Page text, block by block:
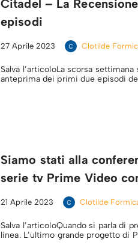
Citadel – La
episodi
27 Aprile 2023 Clotilde
Salva l’articoloLa scorsa
anteprima dei primi due episodi
Siamo stati alla
serie tv Prime Video
21 Aprile 2023 Clotilde
Salva l’articoloQuando si parla di
linea. L’ultimo grande progetto di